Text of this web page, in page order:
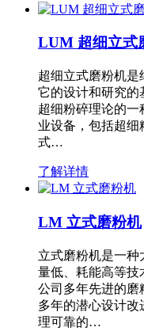
LUM 超细立式
超细立式磨粉机是
它的设计和研究的
超细粉碎理论的
业设备，包括超
式…
了解详情
LM 立式磨粉机
立式磨粉机是一
量低、耗能高等技
公司多年先进的磨
多年的潜心设计改
理可靠的…